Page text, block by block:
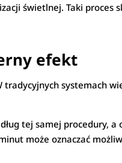
świetlnej. Taki proces
efekt
systemach
tej samej procedury, a
może oznaczać